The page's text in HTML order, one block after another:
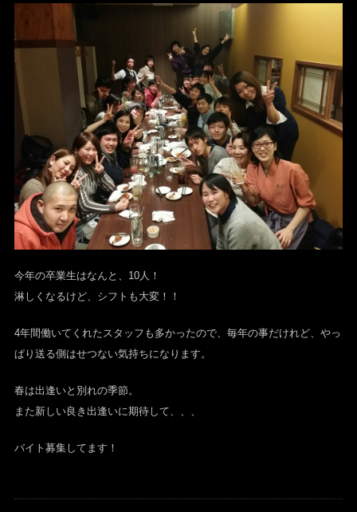
今年の卒業生はなんと、10人！
淋しくなるけど、シフトも大変！！
4年間働いてくれたスタッフも多かったので、毎年の事だけれど、やっ
ぱり送る側はせつない気持ちになります。
春は出逢いと別れの季節。
また新しい良き出逢いに期待して、、、
バイト募集してます！